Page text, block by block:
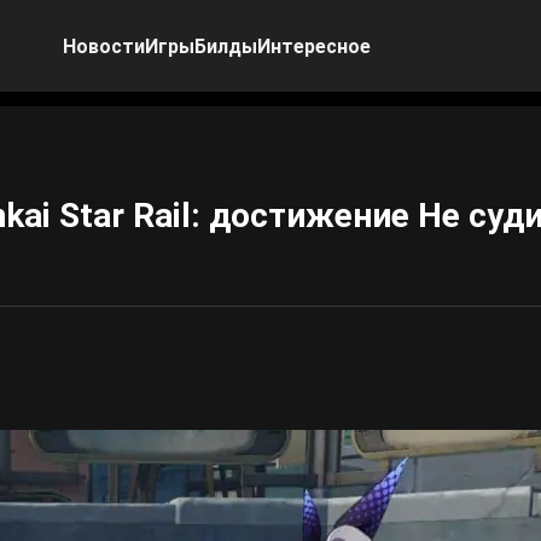
НовостиИгрыБилдыИнтересное
Star Rail: достижение Не